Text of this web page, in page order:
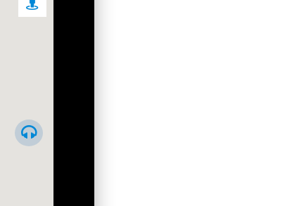
Тараса Шевченко